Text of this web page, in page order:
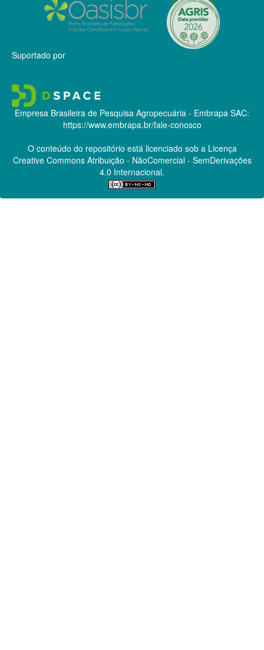
Suportado por
Empresa Brasileira de Pesquisa Agropecuária - Embrapa SAC:
https://www.embrapa.br/fale-conosco
O conteúdo do repositório está licenciado sob a Licença
Creative CommonsAtribuição - NãoComercial - SemDerivações
4.0 Internacional.